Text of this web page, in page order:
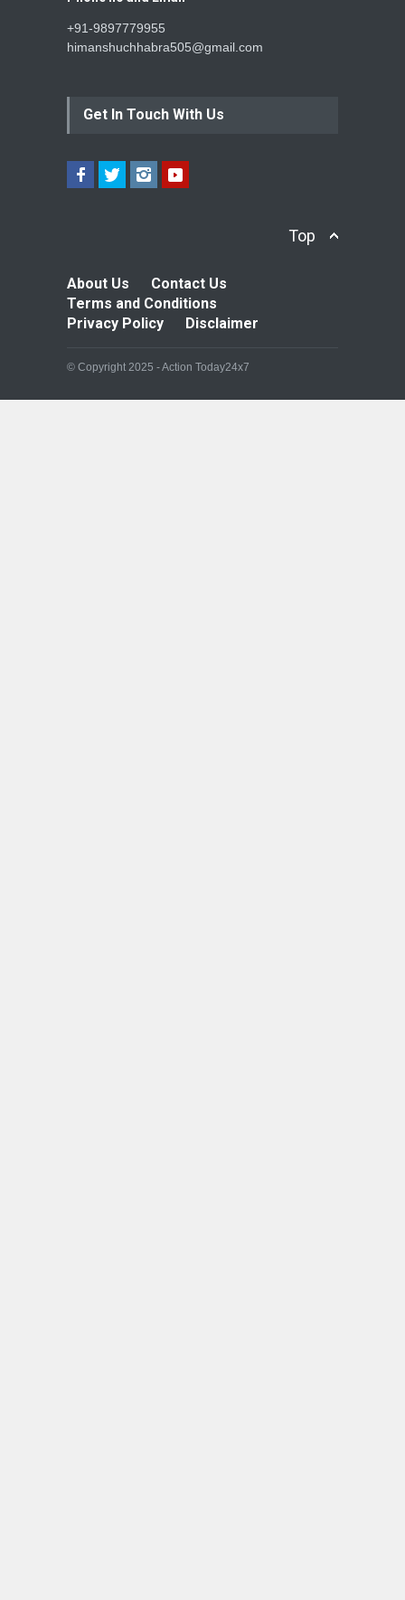
+91-9897779955
himanshuchhabra505@gmail.com
Get In Touch With Us
Top
About Us
Contact Us
Terms and Conditions
Privacy Policy
Disclaimer
© Copyright 2025 - Action Today24x7